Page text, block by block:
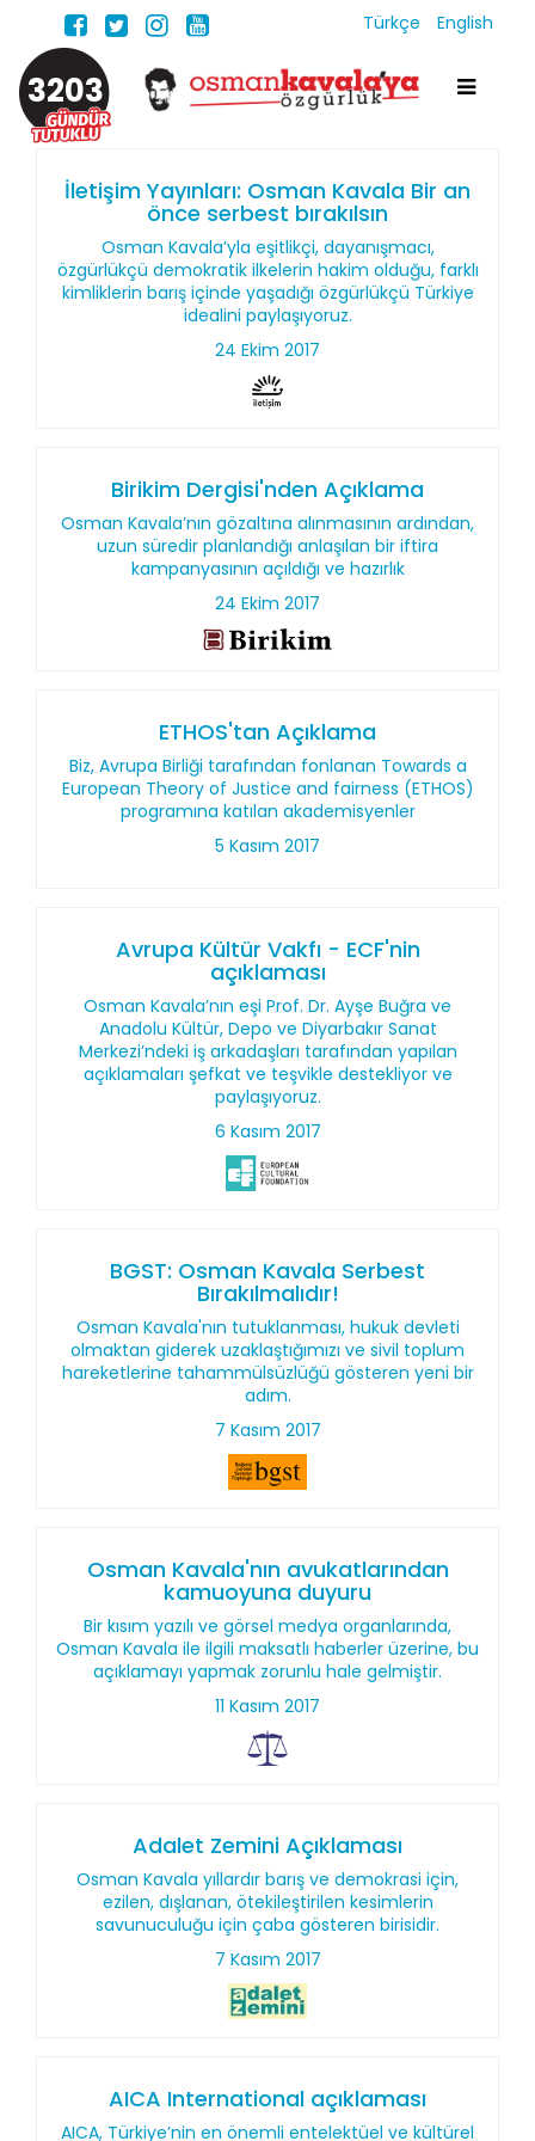
Türkçe English
3203
İletişim Yayınları: Osman Kavala Bir an
önce serbest bırakılsın
Osman Kavala’yla eşitlikçi, dayanışmacı,
özgürlükçü demokratik ilkelerin hakim olduğu, farklı
kimliklerin barış içinde yaşadığı özgürlükçü Türkiye
idealini paylaşıyoruz.
24 Ekim 2017
Birikim Dergisi'nden Açıklama
Osman Kavala’nın gözaltına alınmasının ardından,
uzun süredir planlandığı anlaşılan bir iftira
kampanyasının açıldığı ve hazırlık
24 Ekim 2017
ETHOS'tan Açıklama
Biz, Avrupa Birliği tarafından fonlanan Towards a
European Theory of Justice and fairness (ETHOS)
programına katılan akademisyenler
5 Kasım 2017
Avrupa Kültür Vakfı - ECF'nin
açıklaması
Osman Kavala’nın eşi Prof. Dr. Ayşe Buğra ve
Anadolu Kültür, Depo ve Diyarbakır Sanat
Merkezi’ndeki iş arkadaşları tarafından yapılan
açıklamaları şefkat ve teşvikle destekliyor ve
paylaşıyoruz.
6 Kasım 2017
BGST: Osman Kavala Serbest
Bırakılmalıdır!
Osman Kavala'nın tutuklanması, hukuk devleti
olmaktan giderek uzaklaştığımızı ve sivil toplum
hareketlerine tahammülsüzlüğü gösteren yeni bir
adım.
7 Kasım 2017
Osman Kavala'nın avukatlarından
kamuoyuna duyuru
Bir kısım yazılı ve görsel medya organlarında,
Osman Kavala ile ilgili maksatlı haberler üzerine, bu
açıklamayı yapmak zorunlu hale gelmiştir.
11 Kasım 2017
Adalet Zemini Açıklaması
Osman Kavala yıllardır barış ve demokrasi için,
ezilen, dışlanan, ötekileştirilen kesimlerin
savunuculuğu için çaba gösteren birisidir.
7 Kasım 2017
AICA International açıklaması
AICA, Türkiye’nin en önemli entelektüel ve kültürel